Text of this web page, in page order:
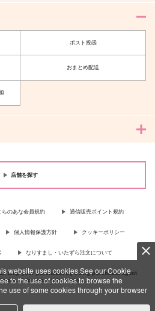
website uses cookies.See our Cookie
to the use of cookies to browse the
use of some cookies through your browser
ポスト投函
おまとめ配送
店舗を探す
らのあな会員規約 通信販売ポイント規約
個人情報保護方針 クッキーポリシー
なりすまし・いたずら注文について
ship your purchases by using purchases agent
{more…} for more information …more